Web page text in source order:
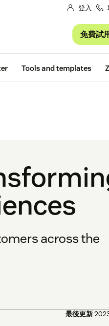
登入
免費試
Tools and templates
across the
最後更新